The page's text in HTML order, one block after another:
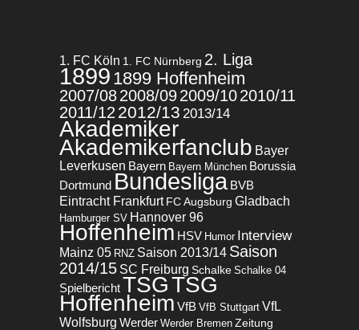
1. FC Köln 1. FC Nürnberg 2. Liga
1899 1899 Hoffenheim
2007/082008/092009/102010/11
2011/12 2012/13 2013/14
Akademiker
Akademikerfanclub Bayer
Leverkusen Bayern Bayern München Borussia
Dortmund Bundesliga BVB
Eintracht Frankfurt FC Augsburg Gladbach
Hamburger SV Hannover 96
Hoffenheim HSV Humor Interview
Mainz 05 RNZ Saison 2013/14 Saison
2014/15 SC Freiburg Schalke Schalke 04
SpielberichtTSGTSG
Hoffenheim VfB VfB Stuttgart VfL
Wolfsburg Werder Werder Bremen Zeitung